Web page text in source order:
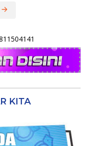
0811504141
KITA